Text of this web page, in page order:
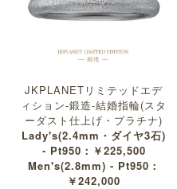
JKPLANETリミテッドエデ
ィション-鍛造-結婚指輪(スタ
ーダスト仕上げ・プラチナ)
Lady's(2.4mm・ダイヤ3石)
- Pt950：￥225,500
Men's(2.8mm) - Pt950：
￥242,000